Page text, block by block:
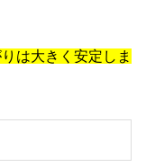
は大きく安定しま